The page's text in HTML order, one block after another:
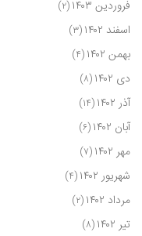
فروردین ۱۴۰۳ (۲)
اسفند ۱۴۰۲ (۳)
بهمن ۱۴۰۲ (۴)
دی ۱۴۰۲ (۸)
آذر ۱۴۰۲ (۱۴)
آبان ۱۴۰۲ (۶)
مهر ۱۴۰۲ (۷)
شهریور ۱۴۰۲ (۴)
مرداد ۱۴۰۲ (۲)
تیر ۱۴۰۲ (۸)